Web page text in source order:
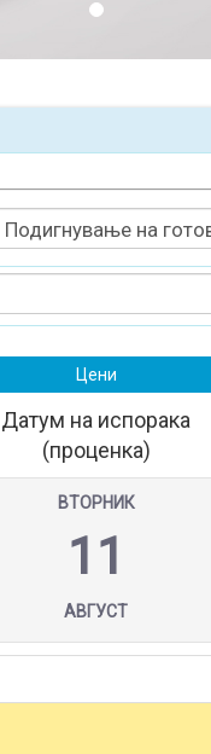
Цени
Датум на испорака
(проценка)
ВТОРНИК
11
АВГУСТ